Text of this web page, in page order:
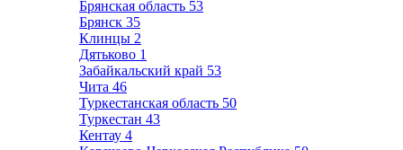
Брянская область 53
Брянск 35
Клинцы 2
Дятьково 1
Забайкальский край 53
Чита 46
Туркестанская область 50
Туркестан 43
Кентау 4